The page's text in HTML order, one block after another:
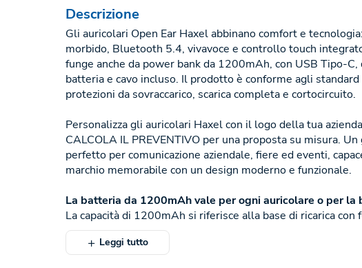
Descrizione
Gli auricolari Open Ear Haxel abbinano comfort e
morbido, Bluetooth 5.4, vivavoce e controllo touch
funge anche da power bank da 1200mAh, con USB Tipo-
batteria e cavo incluso. Il prodotto è conforme agli
protezioni da sovraccarico, scarica completa e cortocircuito.
Personalizza gli auricolari Haxel con il logo della tua
CALCOLA IL PREVENTIVO per una proposta su misura.
perfetto per comunicazione aziendale, fiere ed eventi,
marchio memorabile con un design moderno e funzionale.
La batteria da 1200mAh vale per ogni auricolare o per la
La capacità di 1200mAh si riferisce alla base di ricarica con
Leggi tutto